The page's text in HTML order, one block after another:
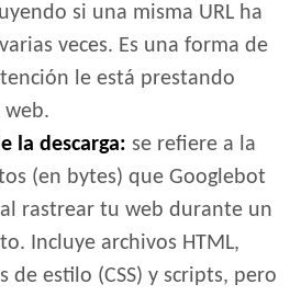
si una misma URL ha
veces. Es una forma de
le está prestando
la descarga: se refiere a la
(en bytes) que Googlebot
al rastrear tu web durante un
Incluye archivos HTML,
de estilo (CSS) y scripts, pero